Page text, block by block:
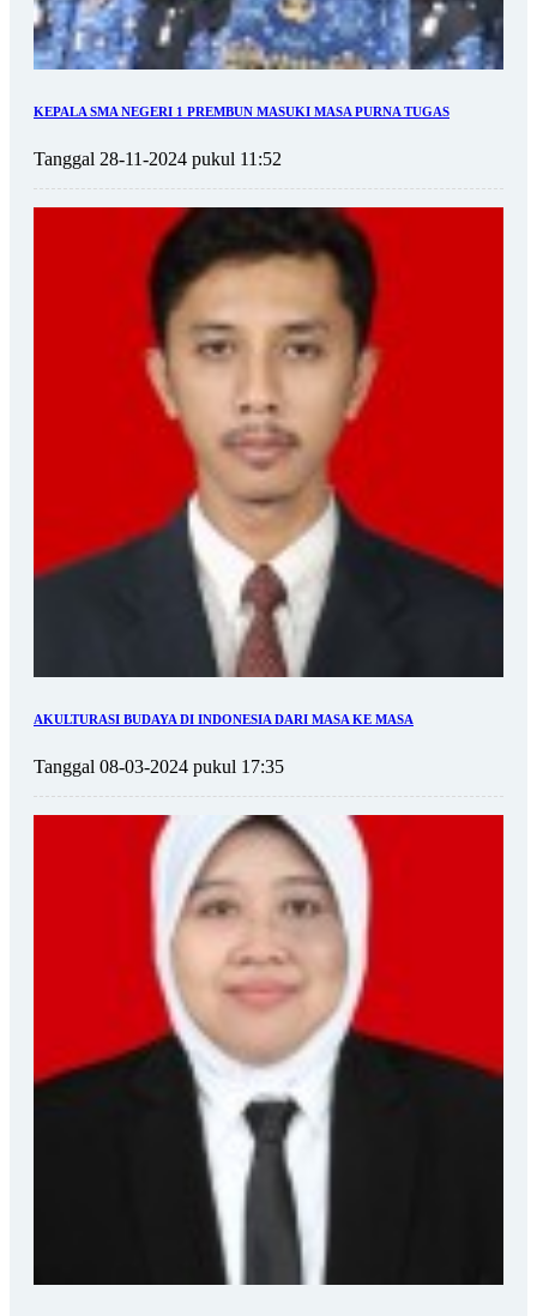
KEPALA SMA NEGERI 1 PREMBUN MASUKI MASA PURNA TUGAS
Tanggal 28-11-2024 pukul 11:52
AKULTURASI BUDAYA DI INDONESIA DARI MASA KE MASA
Tanggal 08-03-2024 pukul 17:35